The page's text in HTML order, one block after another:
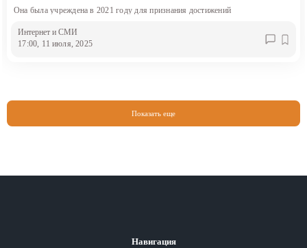
Она была учреждена в 2021 году для признания достижений
Интернет и СМИ
17:00, 11 июля, 2025
Показать еще
Навигация